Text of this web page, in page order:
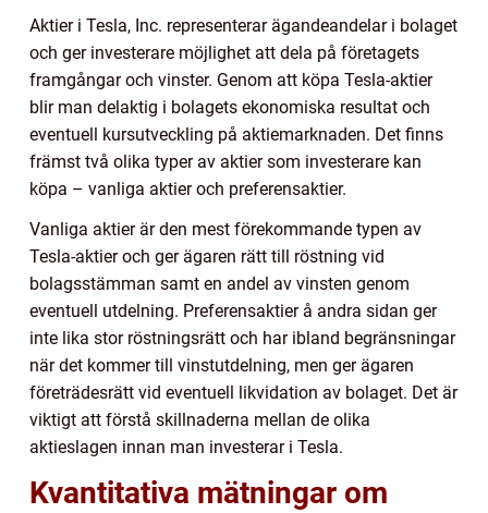
Aktier i Tesla, Inc. representerar ägandeandelar i bolaget
och ger investerare möjlighet att dela på företagets
framgångar och vinster. Genom att köpa Tesla-aktier
blir man delaktig i bolagets ekonomiska resultat och
eventuell kursutveckling på aktiemarknaden. Det finns
främst två olika typer av aktier som investerare kan
köpa – vanliga aktier och preferensaktier.
Vanliga aktier är den mest förekommande typen av
Tesla-aktier och ger ägaren rätt till röstning vid
bolagsstämman samt en andel av vinsten genom
eventuell utdelning. Preferensaktier å andra sidan ger
inte lika stor röstningsrätt och har ibland begränsningar
när det kommer till vinstutdelning, men ger ägaren
företrädesrätt vid eventuell likvidation av bolaget. Det är
viktigt att förstå skillnaderna mellan de olika
aktieslagen innan man investerar i Tesla.
Kvantitativa mätningar om